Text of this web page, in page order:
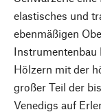
elastisches und
ebenmäßigen
Instrumentenbau
Hölzern mit der
großer Teil der
Venedigs auf